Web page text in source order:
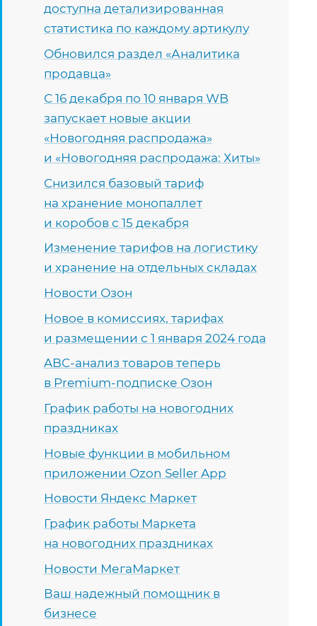
доступна детализированная
статистика по каждому артикулу
Обновился раздел «Аналитика
продавца»
С 16 декабря по 10 января WB
запускает новые акции
«Новогодняя распродажа»
и «Новогодняя распродажа: Хиты»
Снизился базовый тариф
на хранение монопаллет
и коробов с 15 декабря
Изменение тарифов на логистику
и хранение на отдельных складах
Новости Озон
Новое в комиссиях, тарифах
и размещении с 1 января 2024 года
ABC-анализ товаров теперь
в Premium-подписке Озон
График работы на новогодних
праздниках
Новые функции в мобильном
приложении Ozon Seller App
Новости Яндекс Маркет
График работы Маркета
на новогодних праздниках
Новости МегаМаркет
Ваш надежный помощник в
бизнесе